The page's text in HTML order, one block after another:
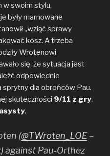
w swoim stylu,
były marnowane
„wziąć sprawy
kosz. A trzeba
Wrotenowi
się, że sytuacja jest
odpowiednie
sprytny dla obrońców Pau.
skuteczności 9/11 z gry,
.
(@TWroten_LOE–
against Pau-Orthez